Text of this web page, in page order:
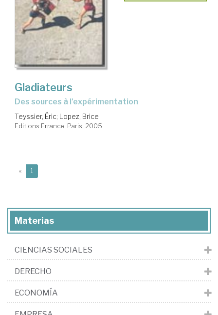
Gladiateurs
des sources à l'expérimentation
Teyssier, Éric; Lopez, Brice
Editions Errance. Paris, 2005
« 1
Materias
CIENCIAS SOCIALES
DERECHO
ECONOMÍA